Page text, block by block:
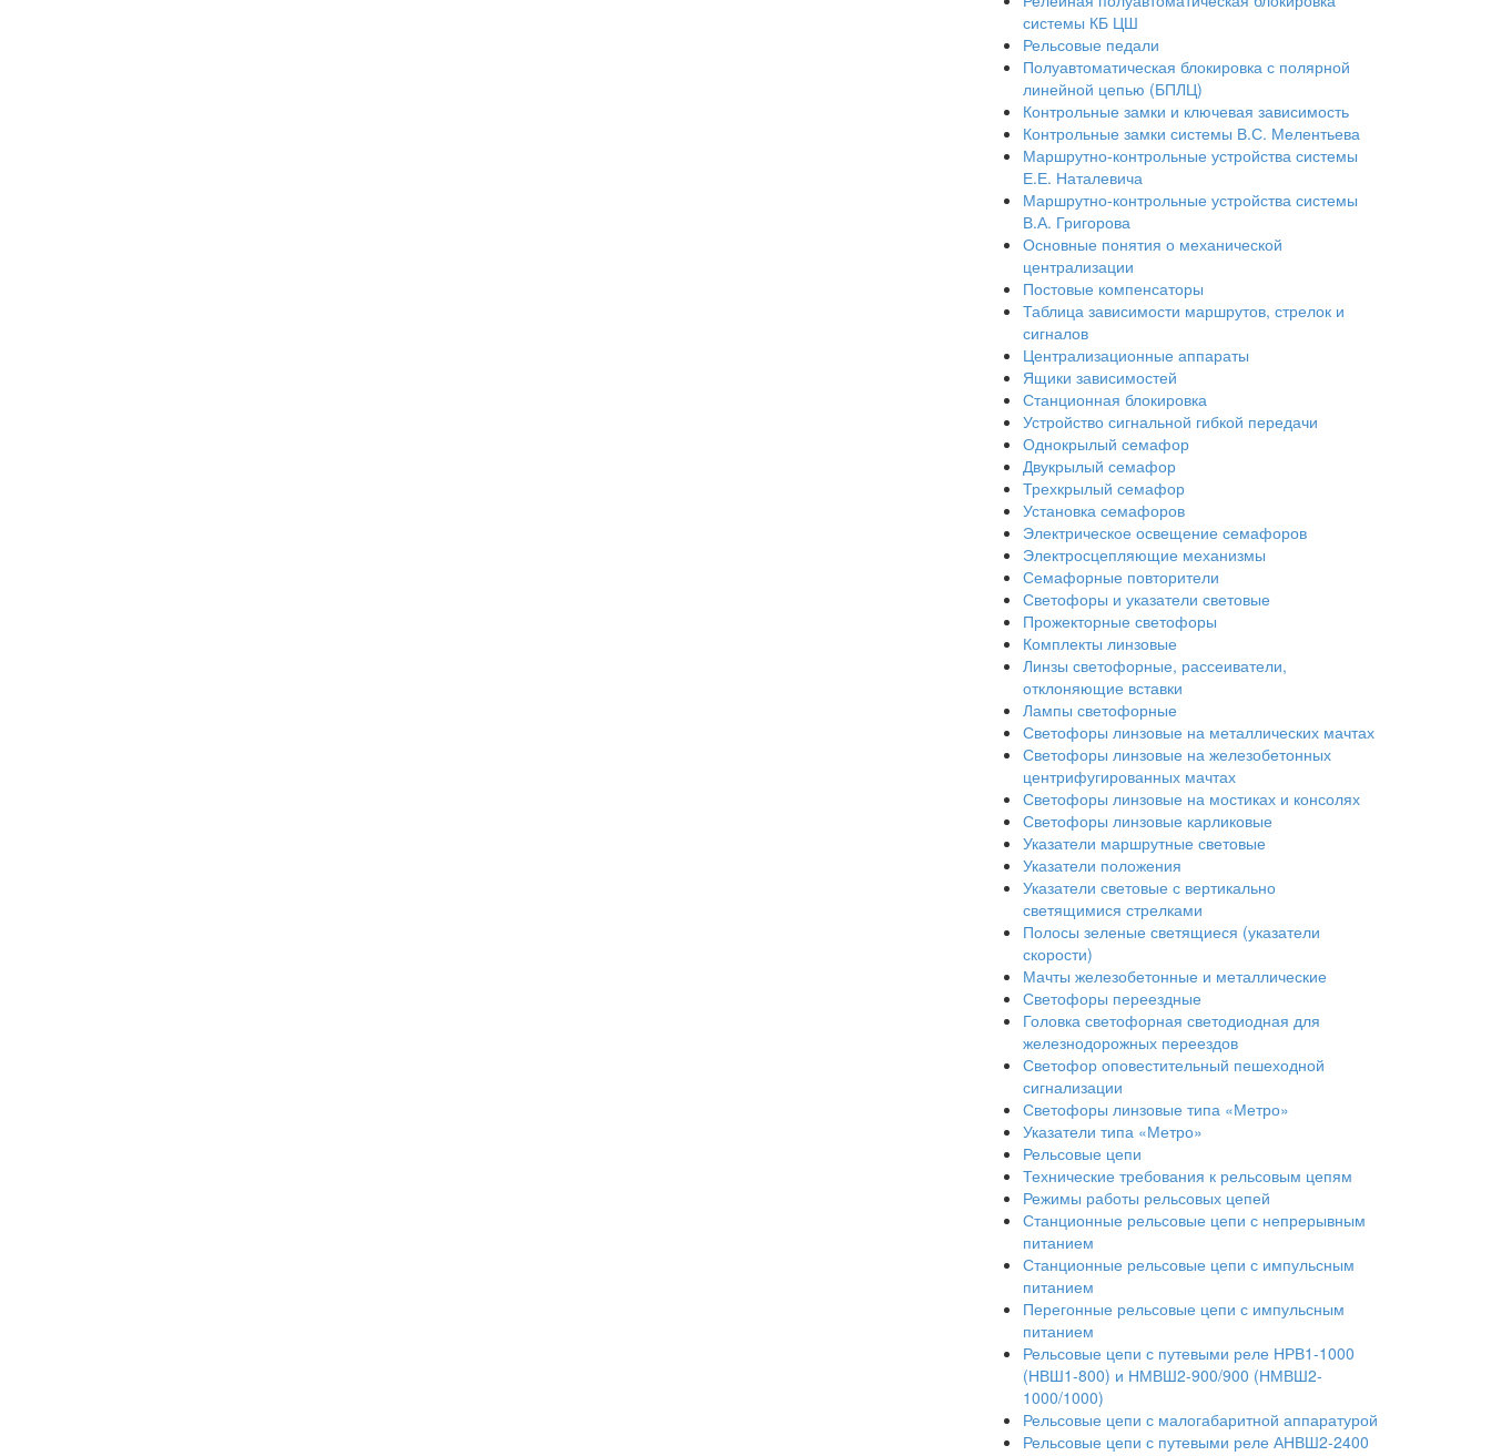
системы КБ ЦШ
Рельсовые педали
Полуавтоматическая блокировка с полярной
линейной цепью (БПЛЦ)
Контрольные замки и ключевая зависимость
Контрольные замки системы В.С. Мелентьева
Маршрутно-контрольные устройства системы
Е.Е. Наталевича
Маршрутно-контрольные устройства системы
В.А. Григорова
Основные понятия о механической
централизации
Постовые компенсаторы
Таблица зависимости маршрутов, стрелок и
сигналов
Централизационные аппараты
Ящики зависимостей
Станционная блокировка
Устройство сигнальной гибкой передачи
Однокрылый семафор
Двукрылый семафор
Трехкрылый семафор
Установка семафоров
Электрическое освещение семафоров
Электросцепляющие механизмы
Семафорные повторители
Светофоры и указатели световые
Прожекторные светофоры
Комплекты линзовые
Линзы светофорные, рассеиватели,
отклоняющие вставки
Лампы светофорные
Светофоры линзовые на металлических мачтах
Светофоры линзовые на железобетонных
центрифугированных мачтах
Светофоры линзовые на мостиках и консолях
Светофоры линзовые карликовые
Указатели маршрутные световые
Указатели положения
Указатели световые с вертикально
светящимися стрелками
Полосы зеленые светящиеся (указатели
скорости)
Мачты железобетонные и металлические
Светофоры переездные
Головка светофорная светодиодная для
железнодорожных переездов
Светофор оповестительный пешеходной
сигнализации
Светофоры линзовые типа «Метро»
Указатели типа «Метро»
Рельсовые цепи
Технические требования к рельсовым цепям
Режимы работы рельсовых цепей
Станционные рельсовые цепи с непрерывным
питанием
Станционные рельсовые цепи с импульсным
питанием
Перегонные рельсовые цепи с импульсным
питанием
Рельсовые цепи с путевыми реле НРВ1-1000
(НВШ1-800) и НМВШ2-900/900 (НМВШ2-
1000/1000)
Рельсовые цепи с малогабаритной аппаратурой
Рельсовые цепи с путевыми реле АНВШ2-2400